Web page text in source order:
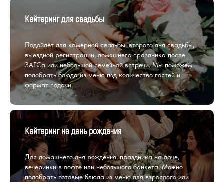
Кейтеринг для свадьбы
Подойдёт для камерной свадьбы, второго дня свадьбы,
выездной регистрации, домашнего праздника после
ЗАГСа или небольшой семейной встречи. Мы поможем
подобрать блюда из меню под количество гостей и
формат подачи.
Кейтеринг на день рождения
Для домашнего дня рождения, праздника на даче,
вечеринки в лофте или небольшого банкета. Можно
подобрать готовые блюда из меню для взрослого или